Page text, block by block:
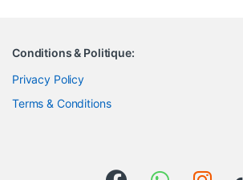
Conditions & Politique:
Privacy Policy
Terms & Conditions